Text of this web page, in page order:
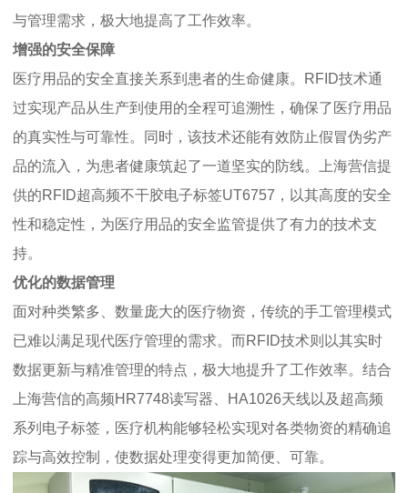
与管理需求，极大地提高了工作效率。
增强的安全保障
医疗用品的安全直接关系到患者的生命健康。RFID技术通
过实现产品从生产到使用的全程可追溯性，确保了医疗用品
的真实性与可靠性。同时，该技术还能有效防止假冒伪劣产
品的流入，为患者健康筑起了一道坚实的防线。上海营信提
供的RFID超高频不干胶电子标签UT6757，以其高度的安全
性和稳定性，为医疗用品的安全监管提供了有力的技术支
持。
优化的数据管理
面对种类繁多、数量庞大的医疗物资，传统的手工管理模式
已难以满足现代医疗管理的需求。而RFID技术则以其实时
数据更新与精准管理的特点，极大地提升了工作效率。结合
上海营信的高频HR7748读写器、HA1026天线以及超高频
系列电子标签，医疗机构能够轻松实现对各类物资的精确追
踪与高效控制，使数据处理变得更加简便、可靠。